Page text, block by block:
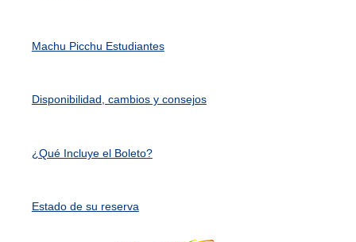
Machu Picchu Estudiantes
Disponibilidad, cambios y consejos
¿Qué Incluye el Boleto?
Estado de su reserva